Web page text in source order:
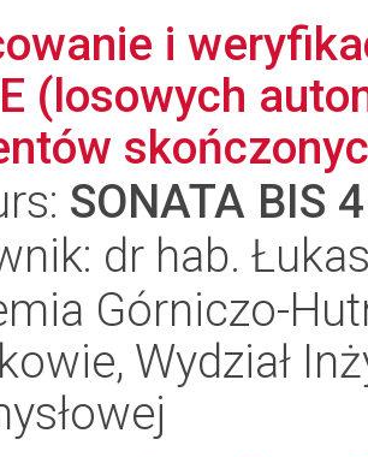
i
(losowych
SONATA BIS 4
dr hab.
Górniczo-
Wydział